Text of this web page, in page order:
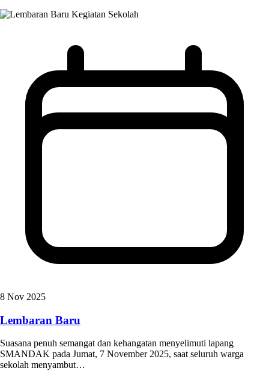
Kegiatan Sekolah
8 Nov 2025
Lembaran Baru
Suasana penuh semangat dan kehangatan menyelimuti lapang
SMANDAK pada Jumat, 7 November 2025, saat seluruh warga
sekolah menyambut…